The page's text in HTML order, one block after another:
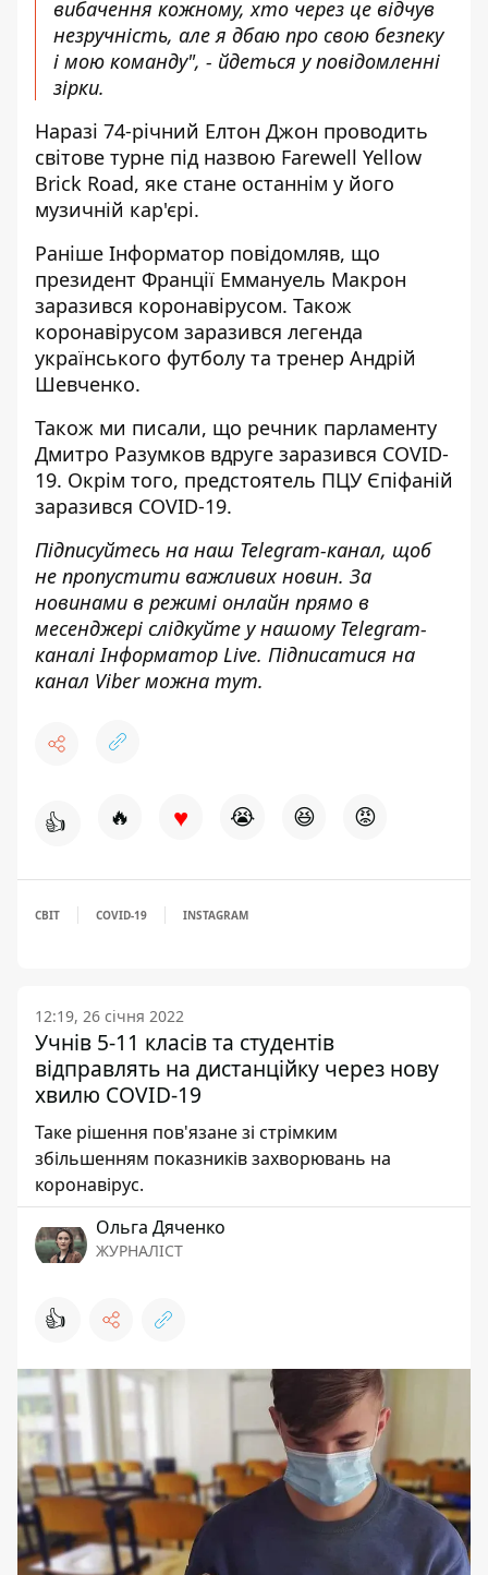
вибачення кожному, хто через це відчув
незручність, але я дбаю про свою безпеку
і мою команду", - йдеться у повідомленні
зірки.
Наразі 74-річний Елтон Джон проводить
світове турне під назвою Farewell Yellow
Brick Road, яке стане останнім у його
музичній кар'єрі.
Раніше Інформатор повідомляв, що
президент Франції Еммануель Макрон
заразився коронавірусом. Також
коронавірусом заразився легенда
українського футболу та тренер Андрій
Шевченко.
Також ми писали, що речник парламенту
Дмитро Разумков вдруге заразився COVID-
19. Окрім того, предстоятель ПЦУ Єпіфаній
заразився COVID-19.
Підписуйтесь на наш Telegram-канал, щоб
не пропустити важливих новин. За
новинами в режимі онлайн прямо в
месенджері слідкуйте у нашому Telegram-
каналіІнформатор Live. Підписатися на
канал Viber можна тут.
👍 🔥 ♥ 😭 😆 😡
СВІТ COVID-19 INSTAGRAM
12:19, 26 січня 2022
Учнів 5-11 класів та студентів
відправлять на дистанційку через нову
хвилю COVID-19
Таке рішення пов'язане зі стрімким
збільшенням показників захворювань на
коронавірус.
Ольга Дяченко
ЖУРНАЛІСТ
👍